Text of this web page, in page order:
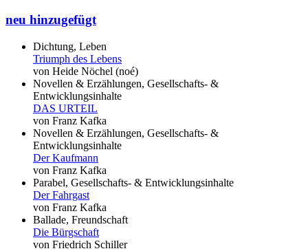
neu hinzugefügt
Dichtung, Leben
Triumph des Lebens
von Heide Nöchel (noé)
Novellen & Erzählungen, Gesellschafts- &
Entwicklungsinhalte
DAS URTEIL
von Franz Kafka
Novellen & Erzählungen, Gesellschafts- &
Entwicklungsinhalte
Der Kaufmann
von Franz Kafka
Parabel, Gesellschafts- & Entwicklungsinhalte
Der Fahrgast
von Franz Kafka
Ballade, Freundschaft
Die Bürgschaft
von Friedrich Schiller